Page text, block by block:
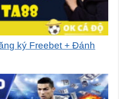
ký Freebet + Đánh